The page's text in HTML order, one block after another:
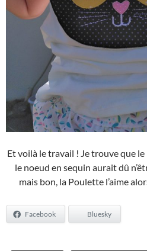
Et voilà le travail ! Je trouve que
le noeud en sequin aurait dû
mais bon, la Poulette l’aime
Facebook Bluesky